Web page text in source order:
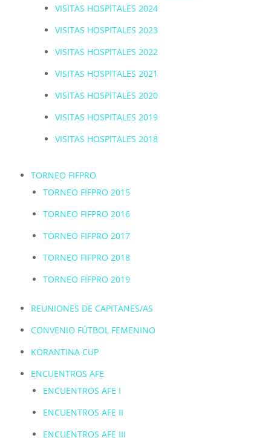
VISITAS HOSPITALES 2024
VISITAS HOSPITALES 2023
VISITAS HOSPITALES 2022
VISITAS HOSPITALES 2021
VISITAS HOSPITALES 2020
VISITAS HOSPITALES 2019
VISITAS HOSPITALES 2018
TORNEO FIFPRO
TORNEO FIFPRO 2015
TORNEO FIFPRO 2016
TORNEO FIFPRO 2017
TORNEO FIFPRO 2018
TORNEO FIFPRO 2019
REUNIONES DE CAPITANES/AS
CONVENIO FÚTBOL FEMENINO
KORANTINA CUP
ENCUENTROS AFE
ENCUENTROS AFE I
ENCUENTROS AFE II
ENCUENTROS AFE III